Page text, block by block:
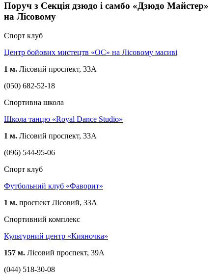
Поруч з Секція дзюдо і самбо «Дзюдо Майстер»
на Лісовому
Спорт клуб
Центр бойових мистецтв «ОС» на Лісовому масиві
1 м. Лісовий проспект, 33А
(050) 682-52-18
Спортивна школа
Школа танцю «Royal Dance Studio»
1 м. Лісовий проспект, 33А
(096) 544-95-06
Спорт клуб
Футбольний клуб «Фаворит»
1 м. проспект Лісовий, 33А
Спортивний комплекс
Культурний центр «Кияночка»
157 м. Лісовий проспект, 39А
(044) 518-30-08